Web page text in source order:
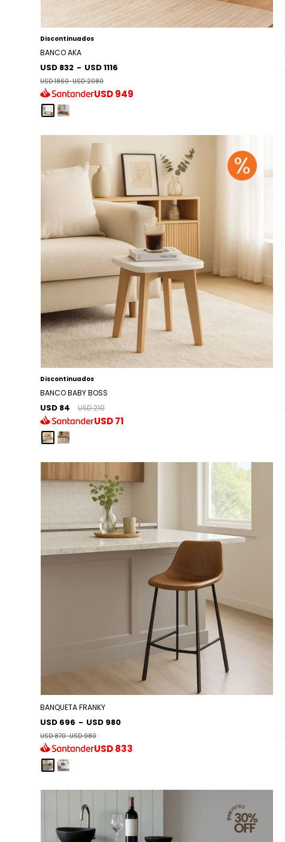
Discontinuados
BANCO AKA
USD 832 - USD 1116
USD 1860-USD 2080
USD949
Discontinuados
BANCO BABY BOSS
USD 84 USD 210
USD71
BANQUETA FRANKY
USD 696 - USD 980
USD 870-USD 980
USD833